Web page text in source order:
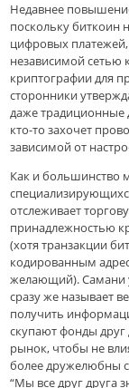
Недавнее
поскольку биткоин
цифровых платежей,
независимой сетью
криптографии для
сторонники
даже традиционные
кто-то захочет
зависимой от
Как и большинство
отслеживает
принадлежностью
(хотя транзакции
кодированным
желающий). Самани
сразу же называет
получить
скупают фонды
рынок, чтобы не
более дружелюбны
“Мы все друг друга